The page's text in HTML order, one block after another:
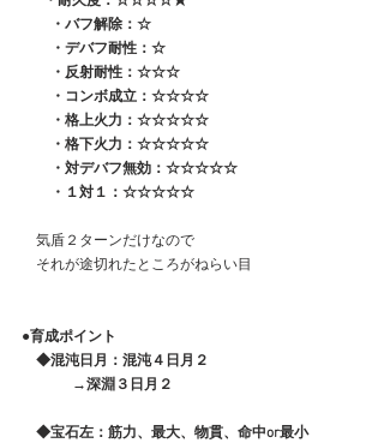
・バフ解除：☆
・デバフ耐性：☆
・反射耐性：☆☆☆
・コンボ成立：☆☆☆☆
・格上火力：☆☆☆☆☆
・格下火力：☆☆☆☆☆
・対デバフ無効：☆☆☆☆☆
・１対１：☆☆☆☆☆
気盾２ターンだけなので
それが途切れたところがねらい目
●育成ポイント
◆混沌日月：混沌４日月２
              →深淵３日月２
◆宝石左：筋力、最大、物貫、命中or最小